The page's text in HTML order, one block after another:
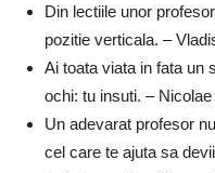
Din lectiile unor
pozitie verticala. –
Ai toata viata in fata un
ochi: tu insuti. –
Un adevarat profesor
cel care te ajuta sa